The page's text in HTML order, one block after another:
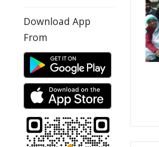
Download App
From